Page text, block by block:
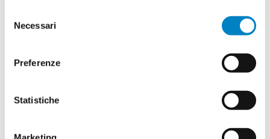
delNecessari
Preferenze
Statistiche
Vuoi caricare il tuo logo o grafica adesso? Potrai